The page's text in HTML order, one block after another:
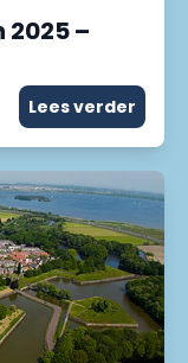
–
Lees verder